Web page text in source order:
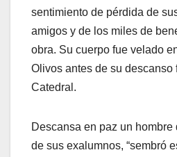
sentimiento de pérdida de
amigos y de los miles de
obra. Su cuerpo fue velado
Olivos antes de su descanso
Catedral .
Descansa en paz un
de sus exalumnos, “sembró